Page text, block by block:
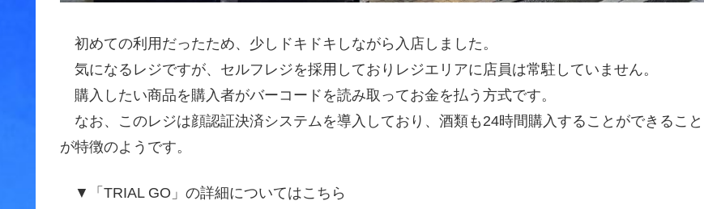
初めての利用だったため、少しドキドキしながら入店しました。
気になるレジですが、セルフレジを採用しておりレジエリアに店員は常駐していません。
購入したい商品を購入者がバーコードを読み取ってお金を払う方式です。
なお、このレジは顔認証決済システムを導入しており、酒類も24時間購入することができること
が特徴のようです。
▼「TRIAL GO」の詳細についてはこちら